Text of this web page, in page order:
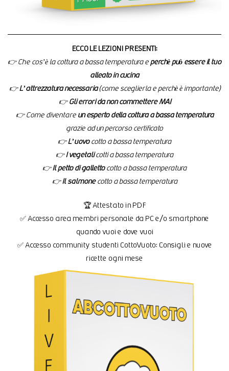
ECCO LE LEZIONI PRESENTI:
👉 Che cos’è la cottura a bassa temperatura e perchè può essere il tuo
alleato in cucina
👉L’attrezzatura necessaria(come sceglierla e perchè è importante)
👉 Gli errori da non commettere MAI
👉 Come diventareun esperto della cottura a bassa temperatura
grazie ad un percorso certificato
👉L’uovocotto a bassa temperatura
👉I vegetalicotti a bassa temperatura
👉Il petto di gallettocotto a bassa temperatura
👉Il salmonecotto a bassa temperatura
🏆 Attestato in PDF
✅ Accesso area membri personale da PC e/o smartphone
quando vuoi e dove vuoi
✅ Accesso community studenti CottoVuoto: Consigli e nuove
ricette ogni mese